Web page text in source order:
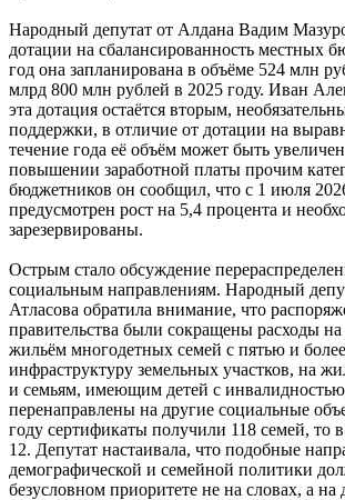
Народный депутат от Алдана Вадим
дотации на сбалансированность местных
год она запланирована в объёме 524 млн
млрд 800 млн рублей в 2025 году. Иван
эта дотация остаётся вторым,
поддержки, в отличие от дотации на
течение года её объём может быть
повышении заработной платы прочим
бюджетников он сообщил, что с 1 июля
предусмотрен рост на 5,4 процента и
зарезервированы.
Острым стало обсуждение
социальным направлениям. Народный
Атласова обратила внимание, что
правительства были сокращены расходы на
жильём многодетных семей с пятью и
инфраструктуру земельных участков, на
и семьям, имеющим детей с
перенаправлены на другие социальные
году сертификаты получили 118 семей, то
12. Депутат настаивала, что подобные
демографической и семейной политики
безусловном приоритете не на словах, а на